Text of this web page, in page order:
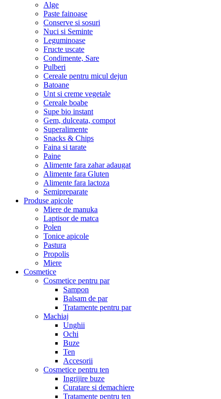
Alge
Paste fainoase
Conserve si sosuri
Nuci si Seminte
Leguminoase
Fructe uscate
Condimente, Sare
Pulberi
Cereale pentru micul dejun
Batoane
Unt si creme vegetale
Cereale boabe
Supe bio instant
Gem, dulceata, compot
Superalimente
Snacks & Chips
Faina si tarate
Paine
Alimente fara zahar adaugat
Alimente fara Gluten
Alimente fara lactoza
Semipreparate
Produse apicole
Miere de manuka
Laptisor de matca
Polen
Tonice apicole
Pastura
Propolis
Miere
Cosmetice
Cosmetice pentru par
Sampon
Balsam de par
Tratamente pentru par
Machiaj
Unghii
Ochi
Buze
Ten
Accesorii
Cosmetice pentru ten
Ingrijire buze
Curatare si demachiere
Tratamente pentru ten